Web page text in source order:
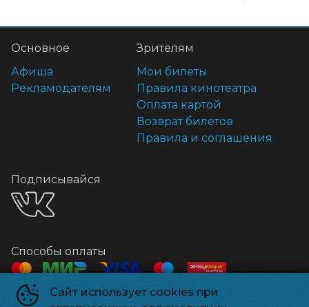
Сайт использует cookies при
Основное
Афиша
Рекламодателям
Зрителям
Мои билеты
Правила кинотеатра
Оплата картой
Возврат билетов
Правила и соглашения
Подписывайся
Способы оплаты
Контакты